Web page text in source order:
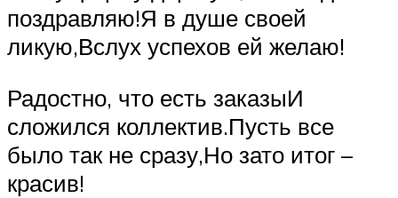
поздравляю!Я в душе своей
ликую,Вслух успехов ей желаю!
Радостно, что есть заказыИ
сложился коллектив.Пусть все
было так не сразу,Но зато итог –
красив!